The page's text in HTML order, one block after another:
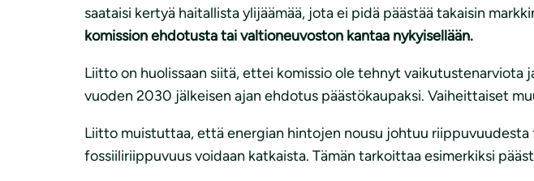
saataisi kertyä haitallista ylijäämää, jota ei pidä päästää takaisin
komission ehdotusta tai valtioneuvoston kantaa nykyisellään.
Liitto on huolissaan siitä, ettei komissio ole tehnyt
vuoden 2030 jälkeisen ajan ehdotus päästökaupaksi. Vaiheittaiset
Liitto muistuttaa, että energian hintojen nousu johtuu
fossiiliriippuvuus voidaan katkaista. Tämän tarkoittaa esimerkiksi